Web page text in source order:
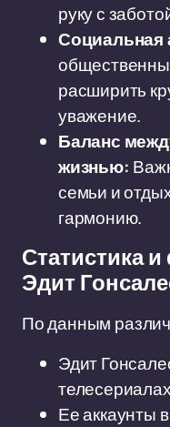
руку с
Социальная
расширить
уважение.
Баланс
жизнью:
семьи и
гармонию.
Статистика
Эдит
По данным
Эдит
Ее аккаунты